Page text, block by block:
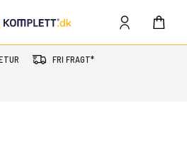
FRI FRAGT*